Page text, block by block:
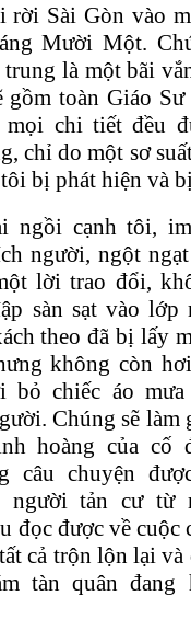
rời Sài Gòn vào
Mười Một.
là một bãi
gồm toàn Giáo
mọi chi tiết đều
chỉ do một sơ
bị phát hiện và
ngồi cạnh tôi,
người, ngột
lời trao đổi,
sàn sạt vào lớp
theo đã bị lấy
không còn
bỏ chiếc áo mưa
Chúng sẽ
hoàng của cố
câu chuyện
người tản cư từ
đọc được về cuộc
cả trộn lộn lại
tàn quân đang